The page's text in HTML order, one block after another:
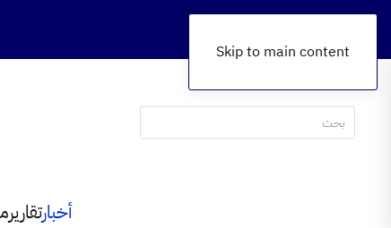
Skip to main content
أخبارتقارير